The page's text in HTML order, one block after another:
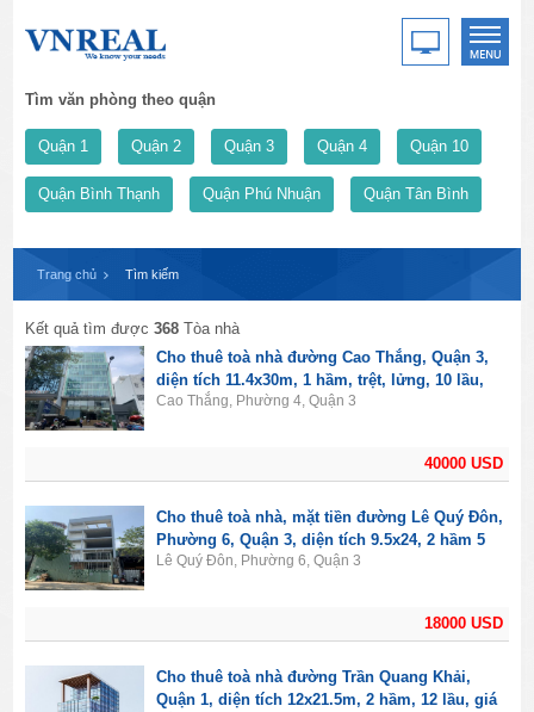
Tìm văn phòng theo quận
Quận 1 Quận 2 Quận 3 Quận 4 Quận 10
Quận Bình Thạnh Quận Phú Nhuận Quận Tân Bình
Trang chủ Tìm kiếm
Kết quả tìm được368 Tòa nhà
40000 USD
Cho thuê toà nhà đường Cao Thắng, Quận 3,
diện tích 11.4x30m, 1 hầm, trệt, lửng, 10 lầu,
giá 40000USD
Cao Thắng, Phường 4, Quận 3
18000 USD
Cho thuê toà nhà, mặt tiền đường Lê Quý Đôn,
Phường 6, Quận 3, diện tích 9.5x24, 2 hầm 5
lầu, giá 18000USD
Lê Quý Đôn, Phường 6, Quận 3
Cho thuê toà nhà đường Trần Quang Khải,
Quận 1, diện tích 12x21.5m, 2 hầm, 12 lầu, giá